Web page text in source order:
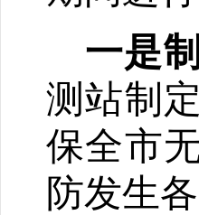
一是
测站制
保全市
防发生